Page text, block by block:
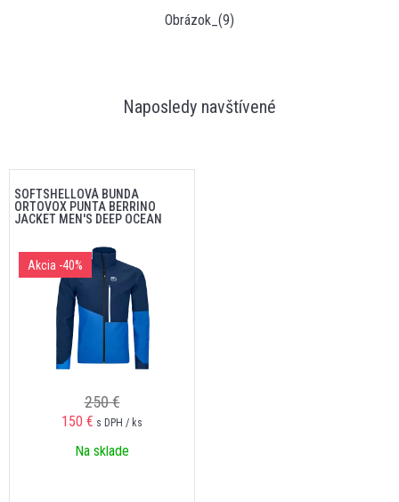
Obrázok_(9)
Naposledy navštívené
SOFTSHELLOVÁ BUNDA
ORTOVOX PUNTA BERRINO
JACKET MEN'S DEEP OCEAN
Akcia -40%
250 €
150 € s DPH / ks
Na sklade